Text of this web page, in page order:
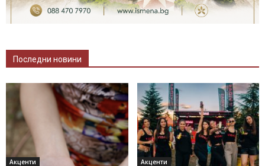
Последни новини
Акценти Акценти